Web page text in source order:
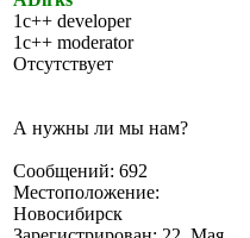
1c++ developer
1c++ moderator
Отсутствует
А нужны ли мы нам?
Сообщений: 692
Местоположение:
Новосибирск